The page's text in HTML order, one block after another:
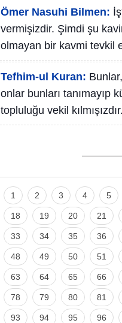
Ömer Nasuhi Bilmen:
vermişizdir. Şimdi şu
olmayan bir kavmi tevkil
Tefhim-ul Kuran:
onlar bunları tanımayıp
topluluğu vekil kılmışızdır.
1 2 3 4 5
18 19 20 21
33 34 35 36
48 49 50 51
63 64 65 66
78 79 80 81
93 94 95 96